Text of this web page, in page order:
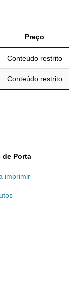
Preço
Conteúdo restrito
Conteúdo restrito
de Porta
imprimir